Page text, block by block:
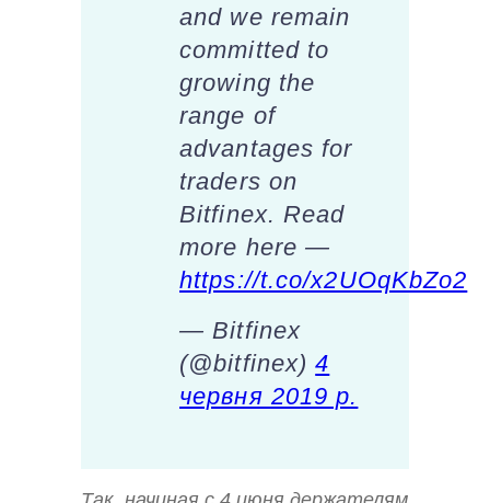
and we remain
committed to
growing the
range of
advantages for
traders on
Bitfinex. Read
more here —
https://t.co/x2UOqKbZo2
— Bitfinex
(@bitfinex)4
червня 2019 р.